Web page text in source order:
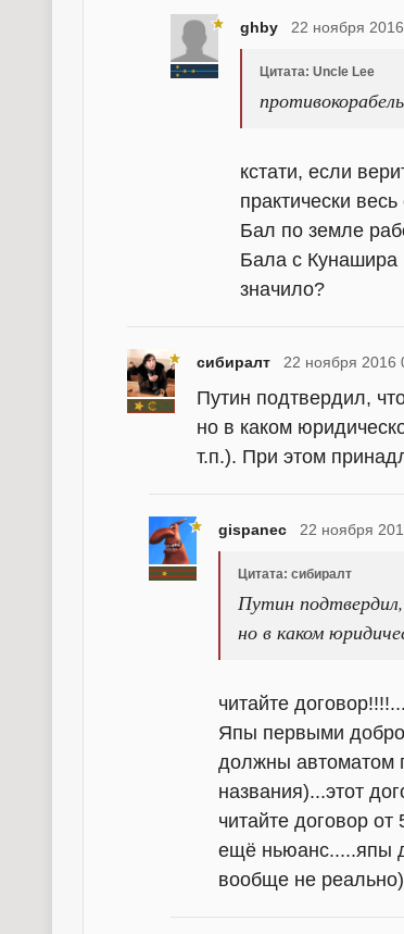
ghby 22 ноября
Цитата: Uncle Lee
кстати, если
практически
Бал по земле
Бала с Кунашира
значило?
сибиралт 22 ноября 2016
Путин подтвердил,
но в каком
т.п.). При этом
gispanec 22 ноября
Цитата: сибиралт
Путин
но в каком
читайте
Япы первыми
должны автоматом
названия)...этот
читайте договор
ещё ньюанс.....япы
вообще не реально)